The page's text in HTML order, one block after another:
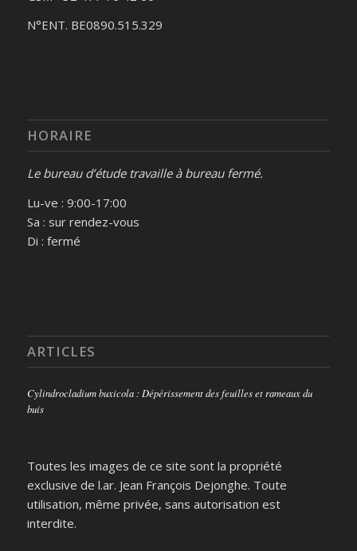
N°ENT. BE0890.515.329
HORAIRE
Le bureau d’étude travaille à bureau fermé.
Lu-ve : 9:00-17:00
Sa : sur rendez-vous
Di : fermé
ARTICLES
Cylindrocladium buxicola : Dépérissement des feuilles et rameaux du
buis
Toutes les images de ce site sont la propriété
exclusive de l.ar. Jean François Dejonghe. Toute
utilisation, même privée, sans autorisation est
interdite.